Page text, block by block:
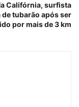
Califórnia, surfista
de tubarão após ser
por mais de 3 km